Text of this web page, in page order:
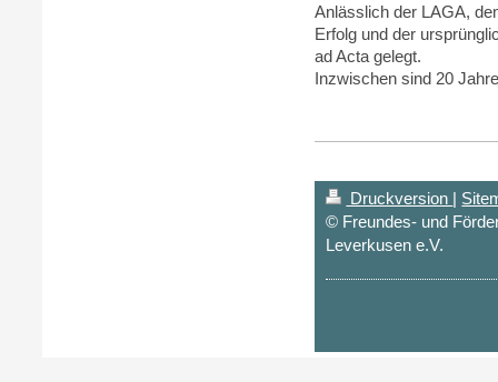
Anlässlich der LAGA,
Erfolg und der
ad Acta gelegt.
Inzwischen sind 20
Druckversion |
© Freundes- und
Leverkusen e.V.